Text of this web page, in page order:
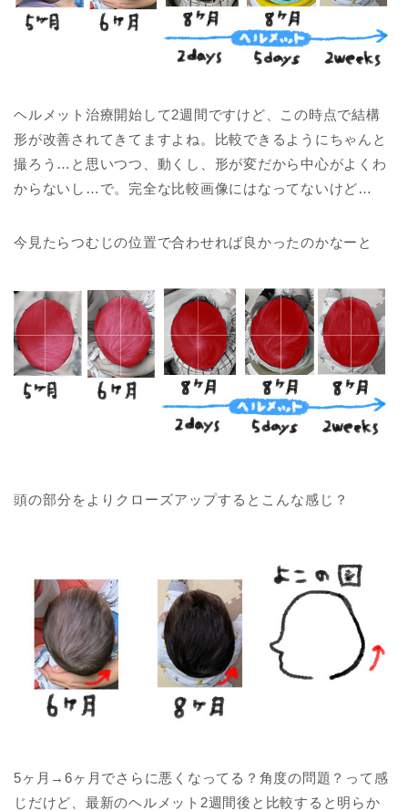
ヘルメット治療開始して2週間ですけど、この時点で結構
形が改善されてきてますよね。比較できるようにちゃんと
撮ろう…と思いつつ、動くし、形が変だから中心がよくわ
からないし…で。完全な比較画像にはなってないけど…
今見たらつむじの位置で合わせれば良かったのかなーと
頭の部分をよりクローズアップするとこんな感じ？
5ヶ月→6ヶ月でさらに悪くなってる？角度の問題？って感
じだけど、最新のヘルメット2週間後と比較すると明らか